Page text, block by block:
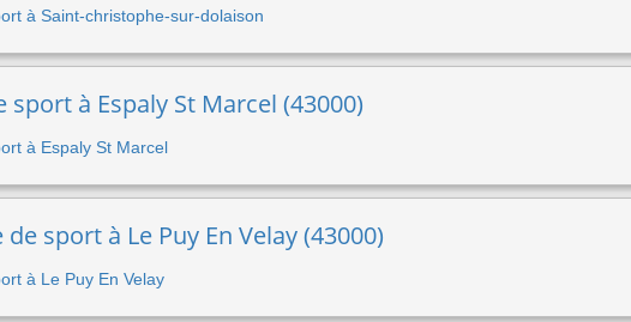
à Saint-christophe-sur-dolaison
sport à Espaly St Marcel (43000)
à Espaly St Marcel
sport à Le Puy En Velay (43000)
à Le Puy En Velay